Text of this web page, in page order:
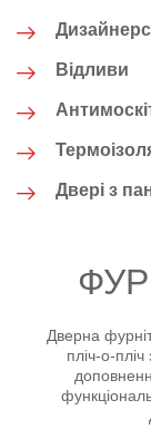
Відливи
Двері з
Дверна
пліч-о-